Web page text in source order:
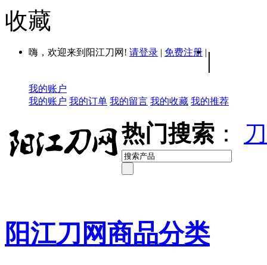
收藏
嗨，欢迎来到阳江刀网! 请登录 | 免费注册 | |
我的账户
我的账户 我的订单 我的留言 我的收藏 我的推荐
热门搜索 ：
阳江刀网商品分类